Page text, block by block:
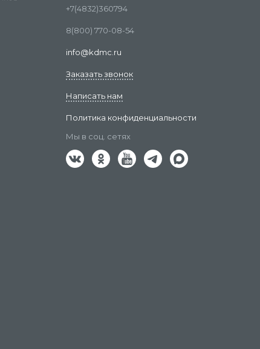
+7(4832)360794
8(800) 770-08-54
info@kdmc.ru
Заказать звонок
Написать нам
Политика конфиденциальности
Мы в соц. сетях